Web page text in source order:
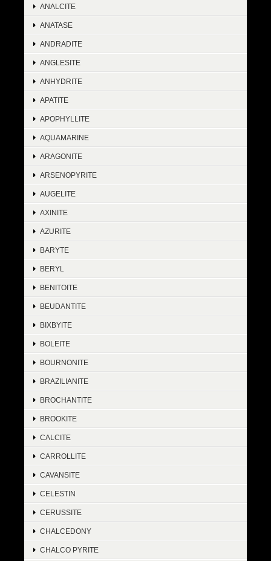
ANALCITE
ANATASE
ANDRADITE
ANGLESITE
ANHYDRITE
APATITE
APOPHYLLITE
AQUAMARINE
ARAGONITE
ARSENOPYRITE
AUGELITE
AXINITE
AZURITE
BARYTE
BERYL
BENITOITE
BEUDANTITE
BIXBYITE
BOLEITE
BOURNONITE
BRAZILIANITE
BROCHANTITE
BROOKITE
CALCITE
CARROLLITE
CAVANSITE
CELESTIN
CERUSSITE
CHALCEDONY
CHALCO PYRITE